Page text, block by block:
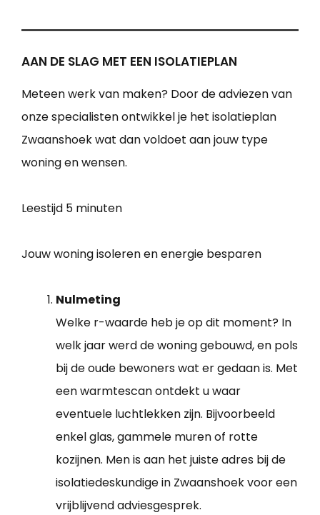
AAN DE SLAG MET EEN ISOLATIEPLAN
Meteen werk van maken? Door de adviezen van
onze specialisten ontwikkel je het isolatieplan
Zwaanshoek wat dan voldoet aan jouw type
woning en wensen.
Leestijd 5 minuten
Jouw woning isoleren en energie besparen
Nulmeting
Welke r-waarde heb je op dit moment? In
welk jaar werd de woning gebouwd, en pols
bij de oude bewoners wat er gedaan is. Met
een warmtescan ontdekt u waar
eventuele luchtlekken zijn. Bijvoorbeeld
enkel glas, gammele muren of rotte
kozijnen. Men is aan het juiste adres bij de
isolatiedeskundige in Zwaanshoek voor een
vrijblijvend adviesgesprek.